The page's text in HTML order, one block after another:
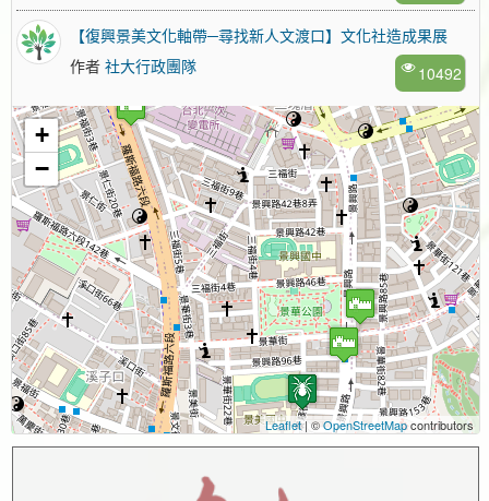
【復興景美文化軸帶─尋找新人文渡口】文化社造成果展
作者 社大行政團隊 10492
+
−
Leaflet| ©OpenStreetMapcontributors